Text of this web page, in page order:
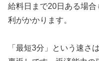
給料日まで20日ある場
利がかかります。
「最短3分」という速さ